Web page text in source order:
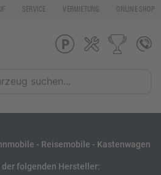
SERVICE VERMIETUNG ONLINE SHOP
- Reisemobile - Kastenwagen
folgenden Hersteller: